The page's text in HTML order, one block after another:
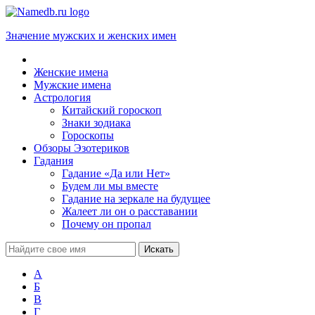
Значение мужских и женских имен
Женские имена
Мужские имена
Астрология
Китайский гороскоп
Знаки зодиака
Гороскопы
Обзоры Эзотериков
Гадания
Гадание «Да или Нет»
Будем ли мы вместе
Гадание на зеркале на будущее
Жалеет ли он о расставании
Почему он пропал
А
Б
В
Г